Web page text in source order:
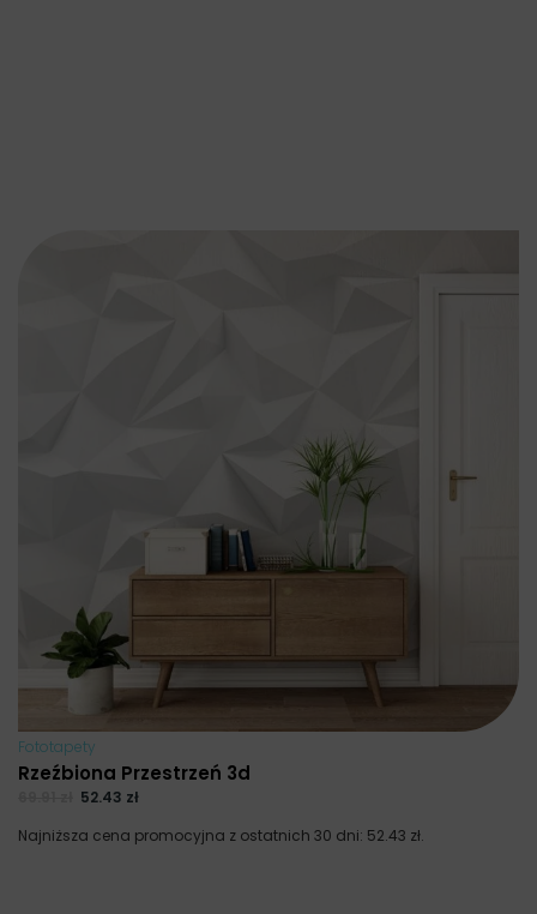
Fototapety
Rzeźbiona Przestrzeń 3d
52.43 zł
Najniższa cena promocyjna z ostatnich 30 dni: 52.43 zł.